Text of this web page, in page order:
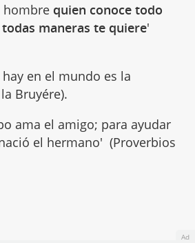
hombrequien conoce todo
maneras te quiere'
en el mundo es la
Bruyére).
ama el amigo; para ayudar
el hermano' (Proverbios
Ad